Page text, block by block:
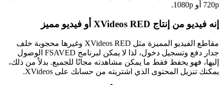
720p أو 1080p.
إنه فيديو من إنتاج XVideos RED أو فيديو مميز
مقاطع الفيديو المميزة مثل XVideos RED وغيرها محجوبة خلف
جدار دفع وتسجيل دخول، لذا لا يمكن لبرنامج FSAVED الوصول
إليها، فهو يحفظ فقط ما يمكن مشاهدته مجانًا للجميع. بدلاً من ذلك،
يمكنك تنزيل المحتوى الذي اشتريته من حسابك على XVideos.